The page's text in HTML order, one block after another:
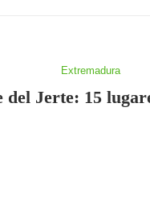
Extremadura
del Jerte: 15